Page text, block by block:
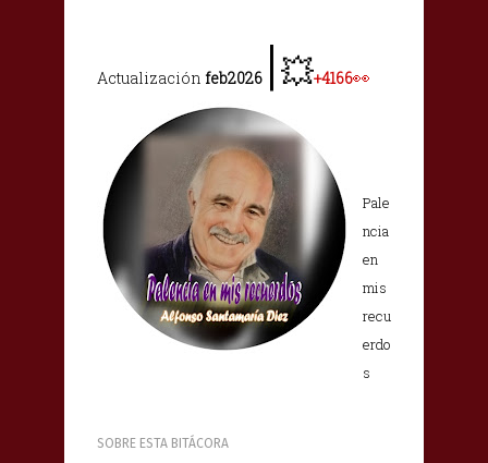
Actualización feb2026 |💥+4166👀
Pale
ncia
en
mis
recu
erdo
s
SOBRE ESTA BITÁCORA